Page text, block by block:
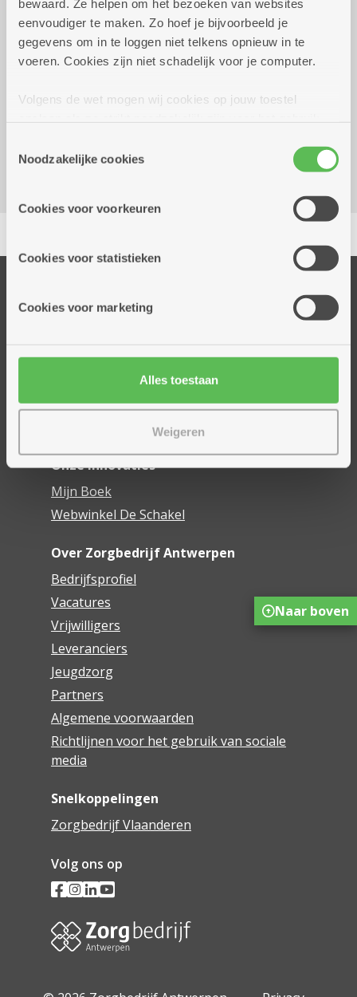
bewaard. Ze helpen om het bezoeken van websites
eenvoudiger te maken. Zo hoef je bijvoorbeeld je
gegevens om in te loggen niet telkens opnieuw in te
voeren. Cookies zijn niet schadelijk voor je computer.
Volgens de wet mogen wij cookies op jouw toestel
cookies hebben we jouw toestemming nodig. Sommige
cookies worden geplaatst door derde partijen die een
informatie over jouw (geanonimiseerd) gebruik van onze
partners kunnen deze gegevens combineren met andere
Noodzakelijke cookies
Cookies voor voorkeuren
Cookies voor statistieken
Cookies voor marketing
Alles toestaan
Weigeren
2026
uur
20 euro
Inschrijven uiterlijk op 31/08/2026
Reserveer vervoer
Kombine Boelaer (dienstencentrum)
2140 Borgerhout
Thuisdiensten
Assistentiewoningen
Woonzorgcentra
Financieel comfort
Onze innovaties
Mijn Boek
Webwinkel De Schakel
Over Zorgbedrijf Antwerpen
Bedrijfsprofiel
Vacatures
Vrijwilligers
Leveranciers
Jeugdzorg
Partners
Algemene voorwaarden
Richtlijnen voor het gebruik van sociale
media
Snelkoppelingen
Zorgbedrijf Vlaanderen
Volg ons op
Naar boven